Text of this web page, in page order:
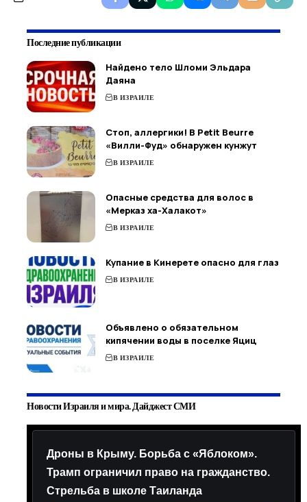
Последние публикации
Найдено тело Шломи Эльдара
Даяна
В ИЗРАИЛЕ
Стоп, аллергики! В Petit Beurre
«Вилли-Фуд» обнаружен кунжут
В ИЗРАИЛЕ
Опасные средства для волос в
«Мерказ ха-Халакот»
В ИЗРАИЛЕ
Купание в Кинерете опасно для глаз
В ИЗРАИЛЕ
Объявлено о обязательном
кипячении воды в поселке Яциц
В ИЗРАИЛЕ
Новости Израиля и мира. Дайджест СМИ